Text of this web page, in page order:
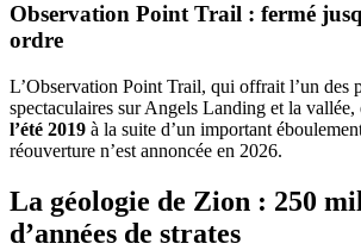
Observation Point Trail : fermé
ordre
L’Observation Point Trail, qui offrait l’un des
spectaculaires sur Angels Landing et la vallée,
l’été 2019 à la suite d’un important
réouverture n’est annoncée en 2026.
La géologie de Zion : 250
d’années de strates